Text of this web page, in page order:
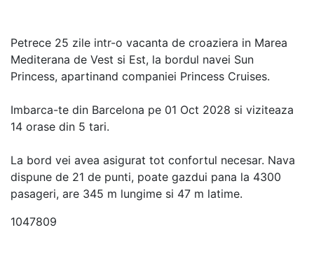
Petrece 25 zile intr-o vacanta de croaziera in Marea
Mediterana de Vest si Est, la bordul navei Sun
Princess, apartinand companiei Princess Cruises.
Imbarca-te din Barcelona pe 01 Oct 2028 si viziteaza
14 orase din 5 tari.
La bord vei avea asigurat tot confortul necesar. Nava
dispune de 21 de punti, poate gazdui pana la 4300
pasageri, are 345 m lungime si 47 m latime.
1047809